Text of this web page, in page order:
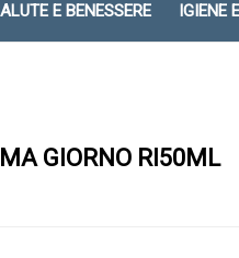
E BENESSERE IGIENE
GIORNO RI50ML